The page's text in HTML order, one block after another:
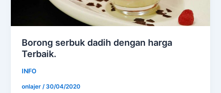
Borong serbuk dadih dengan harga
Terbaik.
INFO
onlajer/30/04/2020